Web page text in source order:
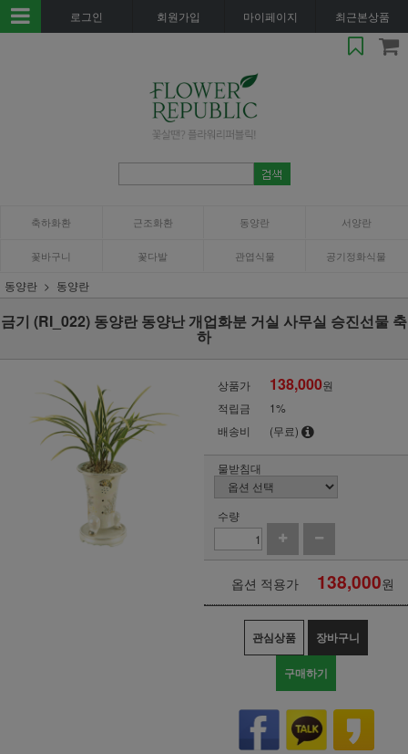
로그인 회원가입 마이페이지 최근본상품
축하화환 근조화환 동양란 서양란
꽃바구니 꽃다발 관엽식물 공기정화식물
동양란 동양란
금기 (RI_022) 동양란 동양난 개업화분 거실 사무실 승진선물 축
하
상품가 138,000원
적립금
1%
배송비
(무료)
물받침대
수량
옵션 적용가 138,000원
관심상품 장바구니
구매하기